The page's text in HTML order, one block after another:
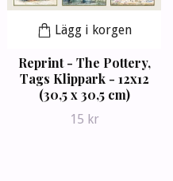
Lägg i korgen
Reprint - The Pottery,
Tags Klippark - 12x12
(30,5 x 30,5 cm)
15 kr